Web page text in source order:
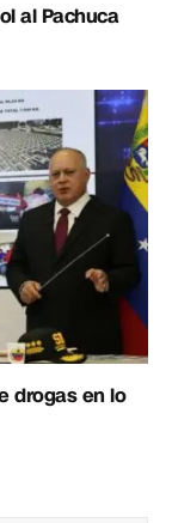
al Pachuca
drogas en lo